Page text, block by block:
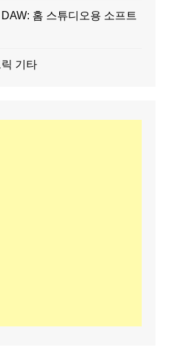
홈 스튜디오용 소프트
기타